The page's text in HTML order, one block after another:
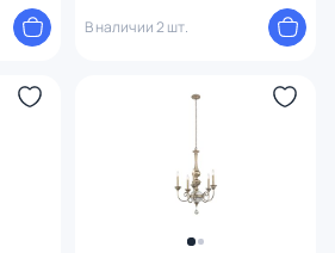
В наличии 2 шт.